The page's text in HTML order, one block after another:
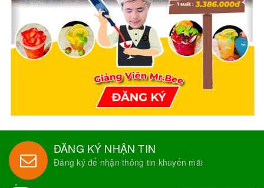
ĐĂNG KÝ NHẬN TIN
Đăng ký để nhận thông tin khuyến mãi